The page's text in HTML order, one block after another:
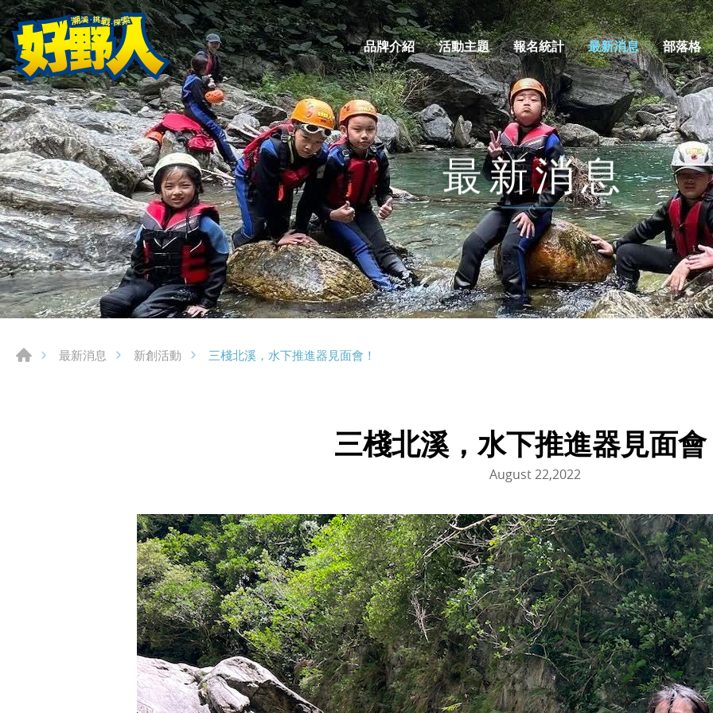
品牌介紹 活動主題 報名統計 最新消息 部落格
最新消息
最新消息 新創活動 三棧北溪，水下推進器見面會！
三棧北溪，水下推進器見面
August 22,2022